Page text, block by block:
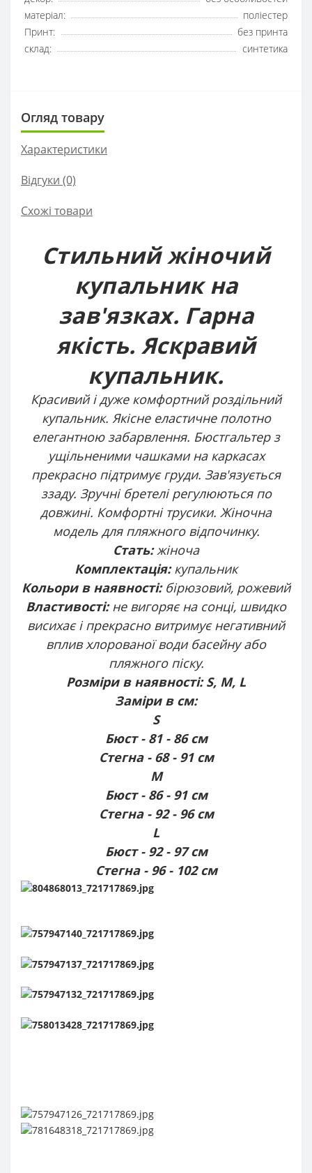
матеріал:
поліестер
Принт:
без принта
склад:
синтетика
Огляд товару
Характеристики
Відгуки (0)
Схожі товари
Стильний жіночий
купальник на
зав'язках. Гарна
якість. Яскравий
купальник.
Красивий і дуже комфортний роздільний
купальник. Якісне еластичне полотно
елегантною забарвлення. Бюстгальтер з
ущільненими чашками на каркасах
прекрасно підтримує груди. Зав'язується
ззаду. Зручні бретелі регулюються по
довжині. Комфортні трусики. Жіночна
модель для пляжного відпочинку.
Стать:жіноча
Комплектація:купальник
Кольори в наявності:бірюзовий, рожевий
Властивості:не вигоряє на сонці, швидко
висихає і прекрасно витримує негативний
вплив хлорованої води басейну або
пляжного піску.
Розміри в наявності: S, M, L
Заміри в см:
S
Бюст - 81 - 86 см
Стегна - 68 - 91 см
М
Бюст - 86 - 91 см
Стегна - 92 - 96 см
L
Бюст - 92 - 97 см
Стегна - 96 - 102 см